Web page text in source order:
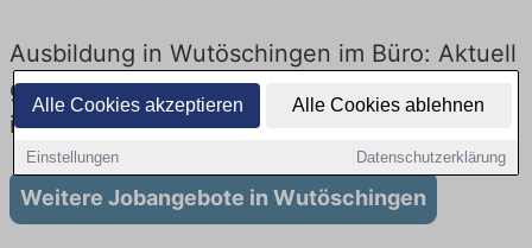
Alle Cookies akzeptieren Alle Cookies ablehnen
Einstellungen Datenschutzerklärung
Ausbildung in Wutöschingen im Büro: Aktuell
gibt es keine Stellenangebote für Ausbildung
in Wutöschingen
Weitere Jobangebote in Wutöschingen